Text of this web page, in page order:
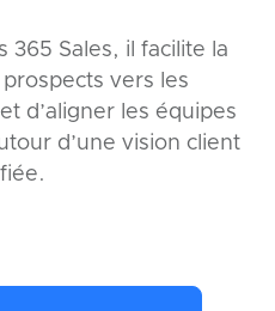
365 Sales, il facilite la
vers les
d’aligner les équipes
d’une vision client